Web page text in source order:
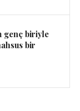
genç biriyle
bir